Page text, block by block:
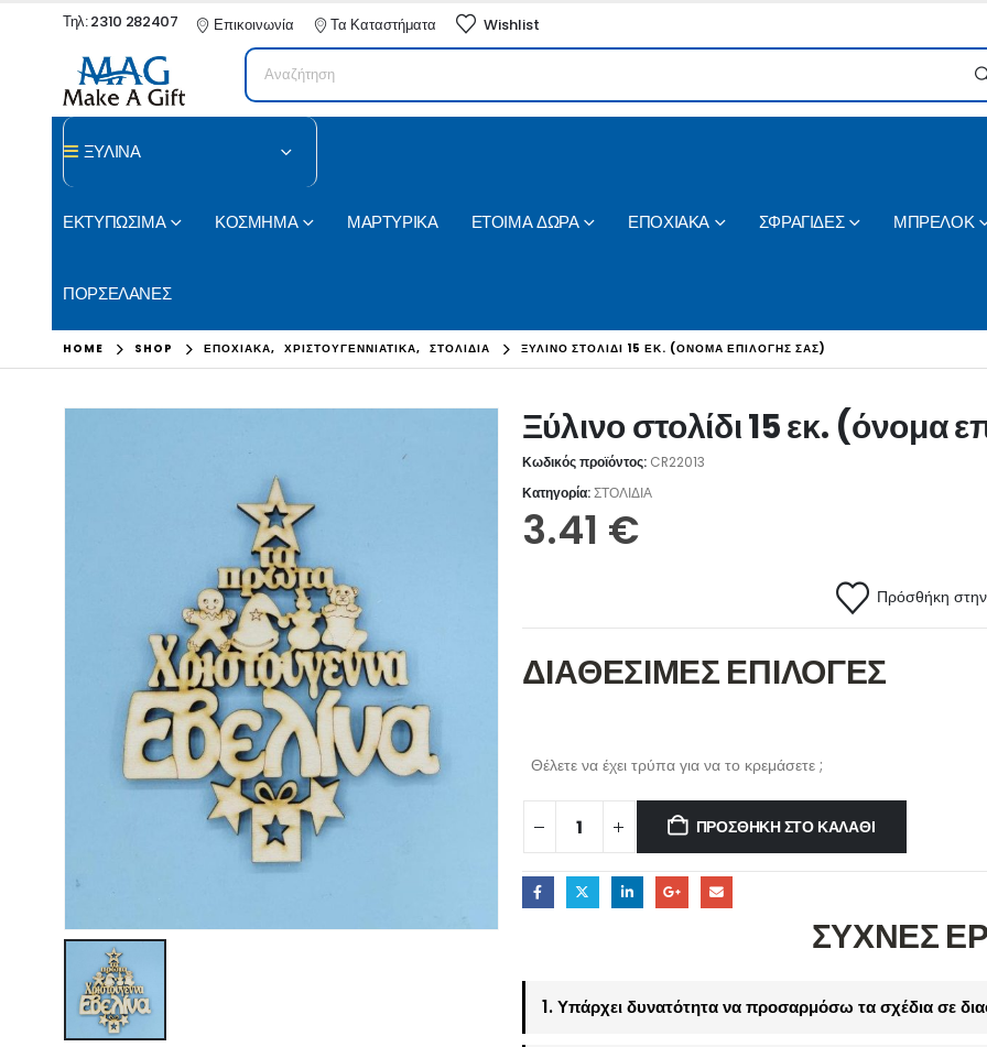
Τηλ: 2310 282407 Επικοινωνία Τα Καταστήματα Wishlist
ΞΥΛΙΝΑ
ΕΚΤΥΠΩΣΙΜΑ ΚΟΣΜΗΜΑ ΜΑΡΤΥΡΙΚΑ ΕΤΟΙΜΑ ΔΩΡΑ ΕΠΟΧΙΑΚΑ ΣΦΡΑΓΙΔΕΣ ΜΠΡΕΛΟΚ
ΠΟΡΣΕΛΑΝΕΣ
HOME SHOP ΕΠΟΧΙΑΚΑ, ΧΡΙΣΤΟΥΓΕΝΝΙΑΤΙΚΑ, ΣΤΟΛΙΔΙΑ ΞΎΛΙΝΟ ΣΤΟΛΊΔΙ 15 ΕΚ. (ΌΝΟΜΑ ΕΠΙΛΟΓΉΣ ΣΑΣ)
Ξύλινο στολίδι 15 εκ. (όνομα
Κωδικός προϊόντος: CR22013
Κατηγορία:ΣΤΟΛΙΔΙΑ
3.41 €
Πρόσθήκη στην
ΔΙΑΘΕΣΙΜΕΣ ΕΠΙΛΟΓΕΣ
Θέλετε να έχει τρύπα για να το κρεμάσετε ;
ΠΡΟΣΘΉΚΗ ΣΤΟ ΚΑΛΆΘΙ
ΣΥΧΝΕΣ
1. Υπάρχει δυνατότητα να προσαρμόσω τα σχέδια σε